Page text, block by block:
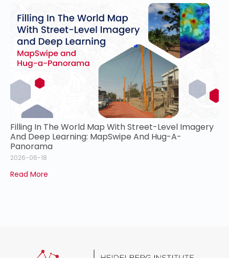
Filling In The World Map With Street-Level Imagery
And Deep Learning: MapSwipe And Hug-A-
Panorama
2026-06-18
Read More